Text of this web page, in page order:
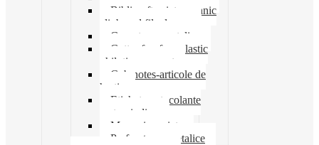
Biblioraft caiet mecanic
clipboard file dosare
Capsatoare metalice
Cutter foarfeca elastic
ghilotina magnet
Cub notes-articole de
hartie
Etichete autocolante
carton indigo
Mape si serviete
Perforatoare metalice